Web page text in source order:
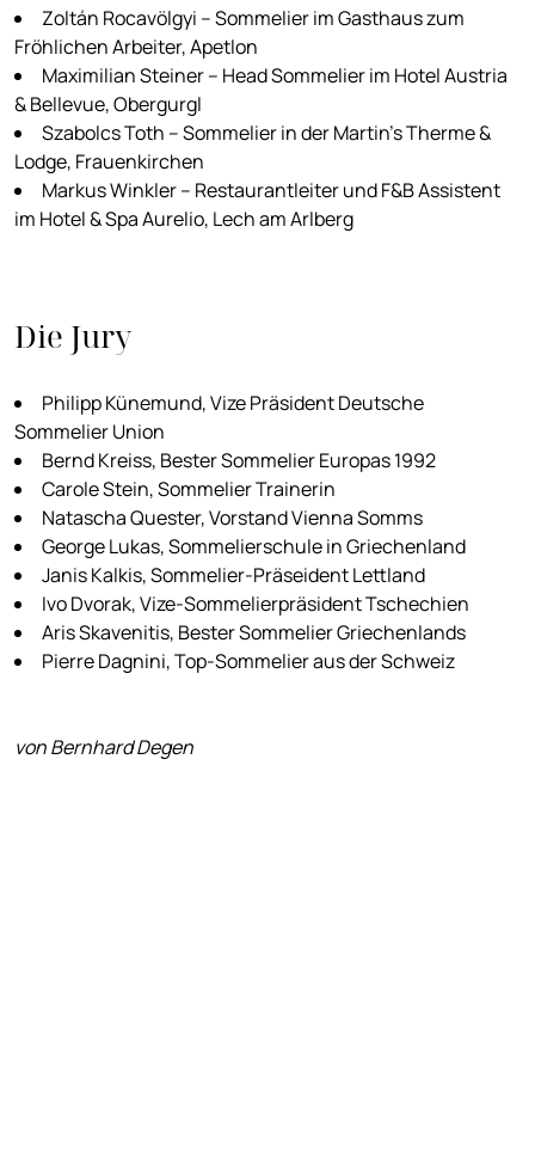
Zoltán Rocavölgyi – Sommelier im Gasthaus zum
Fröhlichen Arbeiter, Apetlon
Maximilian Steiner – Head Sommelier im Hotel Austria
& Bellevue, Obergurgl
Szabolcs Toth – Sommelier in der Martin’s Therme &
Lodge, Frauenkirchen
Markus Winkler – Restaurantleiter und F&B Assistent
im Hotel & Spa Aurelio, Lech am Arlberg
Die Jury
Philipp Künemund, Vize Präsident Deutsche
Sommelier Union
Bernd Kreiss, Bester Sommelier Europas 1992
Carole Stein, Sommelier Trainerin
Natascha Quester, Vorstand Vienna Somms
George Lukas, Sommelierschule in Griechenland
Janis Kalkis, Sommelier-Präseident Lettland
Ivo Dvorak, Vize-Sommelierpräsident Tschechien
Aris Skavenitis, Bester Sommelier Griechenlands
Pierre Dagnini, Top-Sommelier aus der Schweiz
von Bernhard Degen